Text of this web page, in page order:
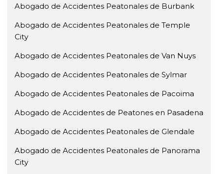
Abogado de Accidentes Peatonales de Burbank
Abogado de Accidentes Peatonales de Temple
City
Abogado de Accidentes Peatonales de Van Nuys
Abogado de Accidentes Peatonales de Sylmar
Abogado de Accidentes Peatonales de Pacoima
Abogado de Accidentes de Peatones en Pasadena
Abogado de Accidentes Peatonales de Glendale
Abogado de Accidentes Peatonales de Panorama
City